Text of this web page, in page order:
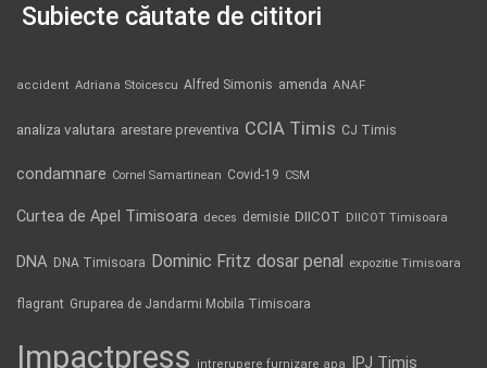
Subiecte căutate de cititori
accident Adriana Stoicescu Alfred Simonis amenda ANAF
analiza valutara arestare preventiva CCIA Timis CJ Timis
condamnare Cornel Samartinean Covid-19 CSM
Curtea de Apel Timisoara deces demisie DIICOT DIICOT Timisoara
DNA DNA Timisoara Dominic Fritz dosar penal expozitie Timisoara
flagrant Gruparea de Jandarmi Mobila Timisoara
Impactpress intrerupere furnizare apa IPJ Timis